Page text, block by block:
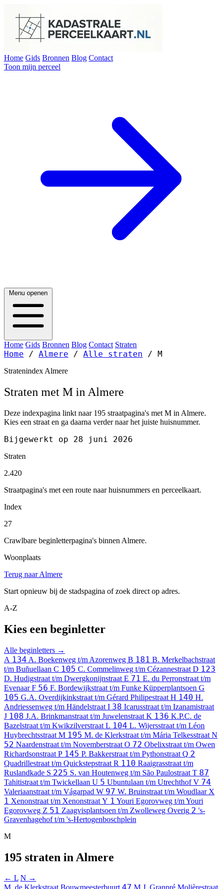
Home Gids Bronnen Blog Contact
Toon mijn perceel
Menu openen
Home Gids Bronnen Blog Contact Straten
Home / Almere / Alle straten / M
Stratenindex Almere
Straten met M in Almere
Deze indexpagina linkt naar 195 straatpagina's met M in Almere.
Kies een straat en ga daarna verder naar het juiste huisnummer.
Bijgewerkt op 28 juni 2026
Straten
2.420
Straatpagina's met een route naar huisnummers en perceelkaart.
Index
27
Crawlbare beginletterpagina's binnen Almere.
Woonplaats
Terug naar Almere
Start opnieuw bij de stadspagina of zoek direct op adres.
A-Z
Kies een beginletter
Alle beginletters →
A 134 A. Boekenweg t/m Azorenweg B 181 B. Merkelbachstraat
t/m Buñuellaan C 105 C. Commelinweg t/m Cézannestraat D 123
D. Hudigstraat t/m Dwergkonijnstraat E 71 E. du Perronstraat t/m
EvenaarF 56 F. Bordewijkstraat t/m Funke Küpperplantsoen G
105 G.A. Overdijkinkstraat t/m Gérard Philipestraat H 140 H.
Andriessenweg t/m Händelstraat I 38 Icarusstraat t/m Izanamistraat
J 108 J.A. Brinkmanstraat t/m Juwelenstraat K 136 K.P.C. de
Bazelstraat t/m Kwikzilverstraat L 104 L. Wijersstraat t/m Léon
Huybrechtsstraat M 195 M. de Klerkstraat t/m Mária Telkesstraat N
52 Naardenstraat t/m Novemberstraat O 72 Obelixstraat t/m Owen
Richardsonstraat P 145 P. Bakkerstraat t/m Pythonstraat Q 2
Quadrillestraat t/m Quickstepstraat R 110 Raaigrasstraat t/m
Ruslandkade S 225 S. van Houtenweg t/m São Paulostraat T 87
Tahitistraat t/m Twickellaan U 5 Ubuntulaan t/m UtrechthofV 74
Valeriaanstraat t/m Vágarpad W 97 W. Bruinstraat t/m Woudlaar X
1 Xenonstraat t/m Xenonstraat Y 1 Youri Egorovweg t/m Youri
Egorovweg Z 51 Zaagvisplantsoen t/m Zwolleweg Overig 2 's-
Gravenhagehof t/m 's-Hertogenboschplein
M
195 straten in Almere
← L N →